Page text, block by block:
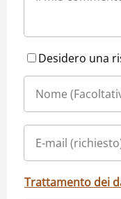
Desidero una
Trattamento dei